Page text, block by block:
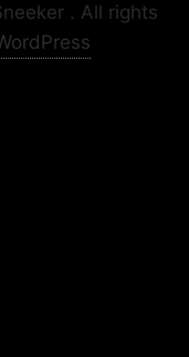
. All rights